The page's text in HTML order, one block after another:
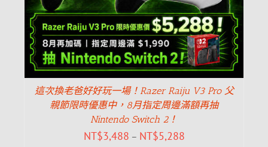
這次換老爸好好玩一場！Razer Raiju V3 Pro 父
親節限時優惠中，8月指定周邊滿額再抽
Nintendo Switch 2！
NT$3,488 – NT$5,288